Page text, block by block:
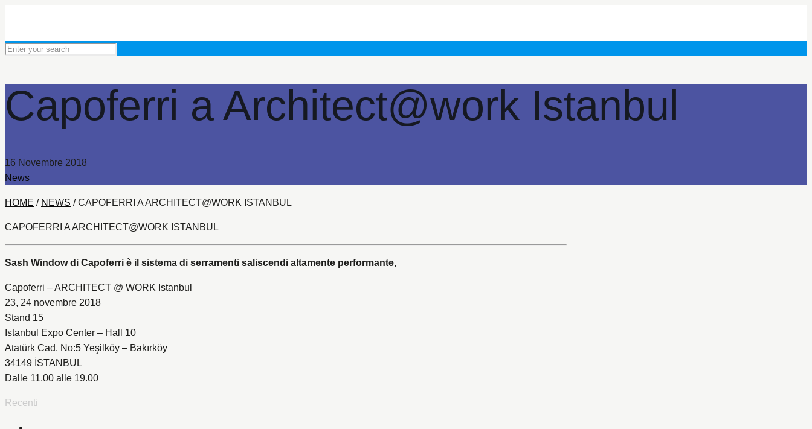
Capoferri a Architect@work Istanbul
16 Novembre 2018
News
HOME / NEWS /CAPOFERRI A ARCHITECT@WORK ISTANBUL
CAPOFERRI A ARCHITECT@WORK ISTANBUL
Sash Window di Capoferri è il sistema di serramenti saliscendi altamente performante,
Capoferri – ARCHITECT @ WORK Istanbul
23, 24 novembre 2018
Stand 15
Istanbul Expo Center – Hall 10
Atatürk Cad. No:5 Yeşilköy – Bakırköy
34149 İSTANBUL
Dalle 11.00 alle 19.00
Recenti